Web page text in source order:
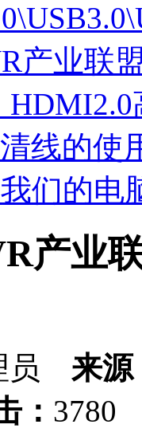
产业联
线的使
们的电
产业
员 来源
：